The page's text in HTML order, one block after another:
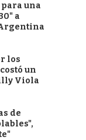
una
a
los
un
Viola
de